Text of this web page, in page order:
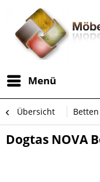
Menü
Übersicht Betten
Dogtas NOVA